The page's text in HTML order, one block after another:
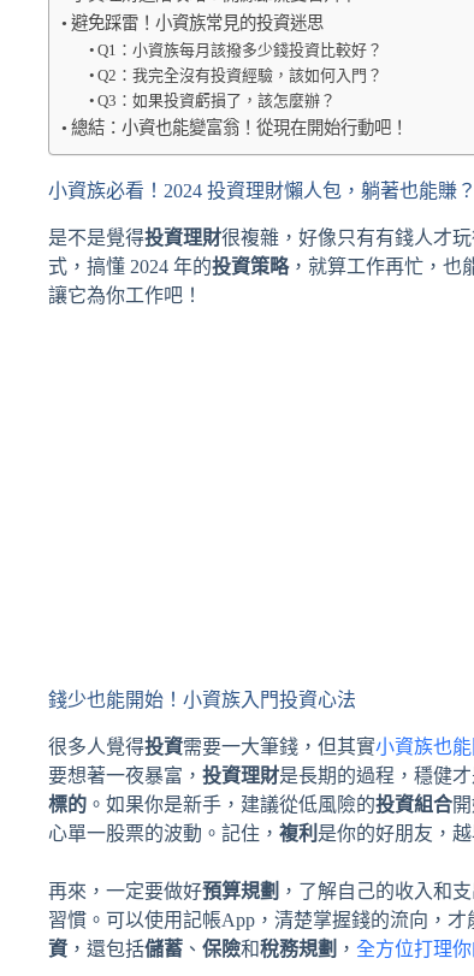
避免踩雷！小資族常見的投資迷思
Q1：小資族每月該撥多少錢投資比較好？
Q2：我完全沒有投資經驗，該如何入門？
Q3：如果投資虧損了，該怎麼辦？
總結：小資也能變富翁！從現在開始行動吧！
小資族必看！2024 投資理財懶人包，躺著也能賺？
是不是覺得投資理財很複雜，好像只有有錢人才
式，搞懂 2024 年的投資策略，就算工作再忙，也
讓它為你工作吧！
錢少也能開始！小資族入門投資心法
很多人覺得投資需要一大筆錢，但其實小資族也
要想著一夜暴富， 投資理財是長期的過程，穩健
標的 。如果你是新手，建議從低風險的投資組合
心單一股票的波動。記住， 複利 是你的好朋友，
再來，一定要做好預算規劃 ，了解自己的收入和
習慣。可以使用記帳App，清楚掌握錢的流向，
資 ，還包括儲蓄 、 保險和稅務規劃 ， 全方位打理